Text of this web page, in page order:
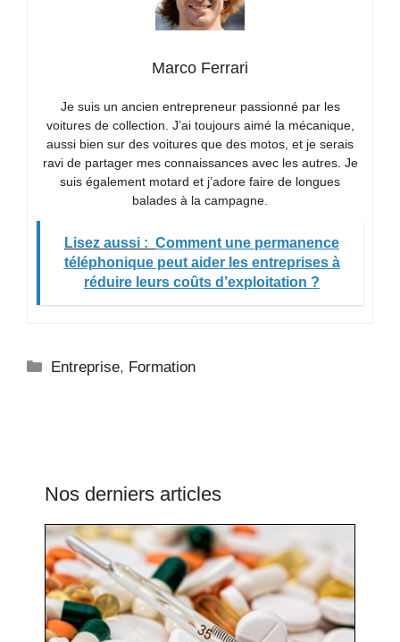
Marco Ferrari
Je suis un ancien entrepreneur passionné par les
voitures de collection. J’ai toujours aimé la mécanique,
aussi bien sur des voitures que des motos, et je serais
ravi de partager mes connaissances avec les autres. Je
suis également motard et j’adore faire de longues
balades à la campagne.
Lisez aussi : Comment une permanence
téléphonique peut aider les entreprises à
réduire leurs coûts d’exploitation ?
Catégories
Entreprise, Formation
Nos derniers articles